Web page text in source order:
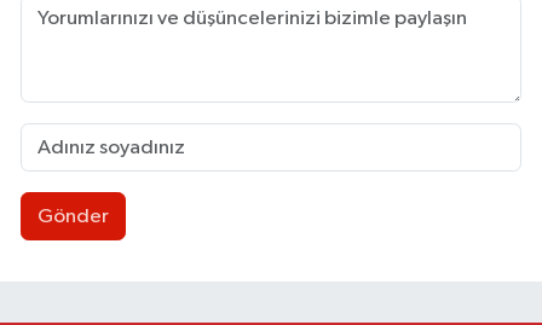
Gönder
00:06 |Ankara'da Zonguldak'a acı tur: 16 yaşındaki